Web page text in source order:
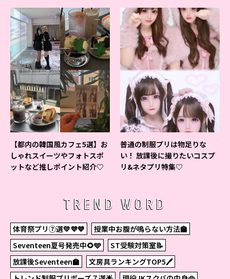
【都内の韓国風カフェ5選】お
しゃれスイーツやフォトスポ
ットなど推しポイント紹介♡
普通の制服プリは物足りな
い！ 放課後に撮りたいコスプ
リ&ネタプリ特集♡
TREND WORD
体育祭プリ⑦選💛💜💙
授業中お腹が鳴らない方法🏫
Seventeen夏号発売中🌻🩵
ST受験対策室📝
放課後Seventeen🏫
文房具ランキングTOP5🖊